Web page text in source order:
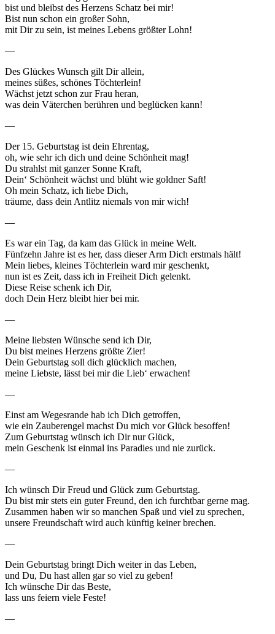
bist und bleibst des Herzens Schatz bei mir!
Bist nun schon ein großer Sohn,
mit Dir zu sein, ist meines Lebens größter Lohn!
—
Des Glückes Wunsch gilt Dir allein,
meines süßes, schönes Töchterlein!
Wächst jetzt schon zur Frau heran,
was dein Väterchen berühren und beglücken kann!
—
Der 15. Geburtstag ist dein Ehrentag,
oh, wie sehr ich dich und deine Schönheit mag!
Du strahlst mit ganzer Sonne Kraft,
Dein‘ Schönheit wächst und blüht wie goldner Saft!
Oh mein Schatz, ich liebe Dich,
träume, dass dein Antlitz niemals von mir wich!
—
Es war ein Tag, da kam das Glück in meine Welt.
Fünfzehn Jahre ist es her, dass dieser Arm Dich erstmals hält!
Mein liebes, kleines Töchterlein ward mir geschenkt,
nun ist es Zeit, dass ich in Freiheit Dich gelenkt.
Diese Reise schenk ich Dir,
doch Dein Herz bleibt hier bei mir.
—
Meine liebsten Wünsche send ich Dir,
Du bist meines Herzens größte Zier!
Dein Geburtstag soll dich glücklich machen,
meine Liebste, lässt bei mir die Lieb‘ erwachen!
—
Einst am Wegesrande hab ich Dich getroffen,
wie ein Zauberengel machst Du mich vor Glück besoffen!
Zum Geburtstag wünsch ich Dir nur Glück,
mein Geschenk ist einmal ins Paradies und nie zurück.
—
Ich wünsch Dir Freud und Glück zum Geburtstag.
Du bist mir stets ein guter Freund, den ich furchtbar gerne mag.
Zusammen haben wir so manchen Spaß und viel zu sprechen,
unsere Freundschaft wird auch künftig keiner brechen.
—
Dein Geburtstag bringt Dich weiter in das Leben,
und Du, Du hast allen gar so viel zu geben!
Ich wünsche Dir das Beste,
lass uns feiern viele Feste!
—